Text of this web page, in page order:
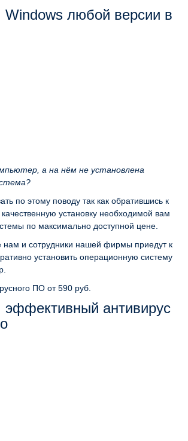
Windows любой версии в
а на нём не установлена
по этому поводу так как обратившись к
установку необходимой вам
по максимально доступной цене.
нам и сотрудники нашей фирмы приедут к
установить операционную систему
ПО от 590 руб.
эффективный антивирус